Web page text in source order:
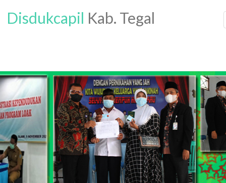
Disdukcapil Kab. Tegal